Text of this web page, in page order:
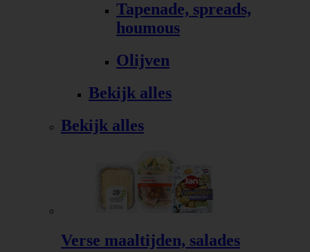
Tapenade, spreads,
houmous
Olijven
Bekijk alles
Bekijk alles
Verse maaltijden, salades